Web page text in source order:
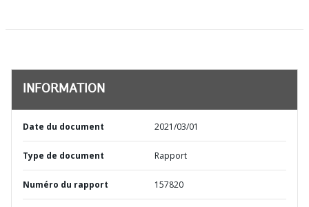
INFORMATION
Date du document 2021/03/01
Type de document Rapport
Numéro du rapport 157820